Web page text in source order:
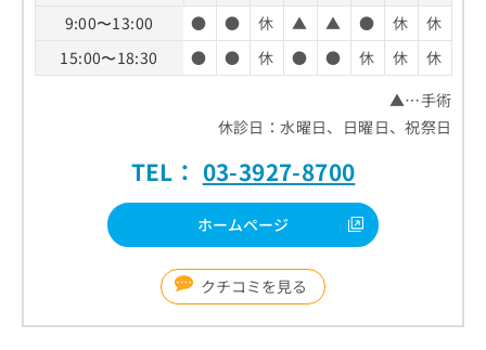
9:00〜13:00
● ● 休 ▲ ▲ ● 休
休
15:00〜18:30
● ● 休 ● ● 休 休
休
▲…手術
休診日：水曜日、日曜日、祝祭日
TEL： 03-3927-8700
ホームページ
クチコミを見る